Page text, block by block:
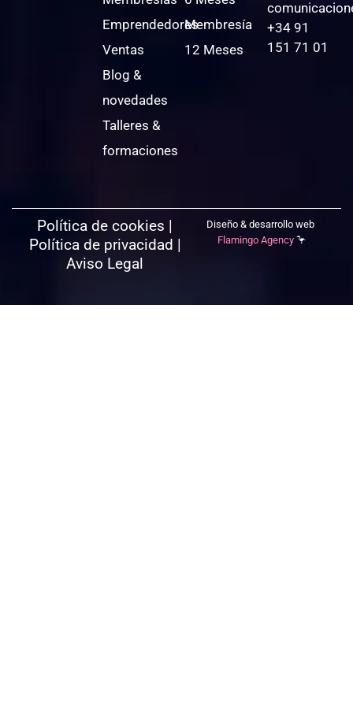
Emprendedores
Ventas
Blog &
novedades
Talleres &
formaciones
Membresía
12 Meses
+34 91
151 71 01
Política de cookies |
Política de privacidad |
Aviso Legal
Diseño & desarrollo web
Flamingo Agency🦩